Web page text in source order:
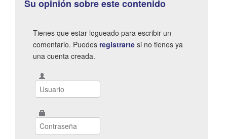
Su opinión sobre este contenido
Tienes que estar logueado para escribir un
comentario. Puedes registrarte si no tienes ya
una cuenta creada.